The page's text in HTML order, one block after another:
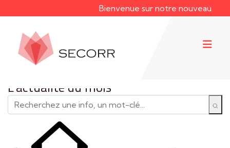
Bienvenue sur notre nouveau site web
L'actualité du mois